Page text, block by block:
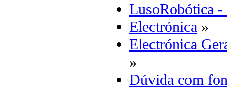
LusoRobótica -
Electrónica »
Electrónica
»
Dúvida com